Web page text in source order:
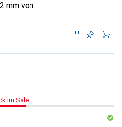
mm von
im Sale